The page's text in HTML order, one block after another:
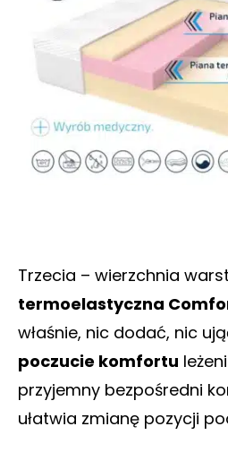
Trzecia – wierzchnia
termoelastyczna
właśnie, nic dodać, nic
poczucie komfortu
przyjemny bezpośredni
ułatwia zmianę pozycji